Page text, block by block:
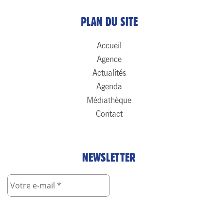
PLAN DU SITE
Accueil
Agence
Actualités
Agenda
Médiathèque
Contact
NEWSLETTER